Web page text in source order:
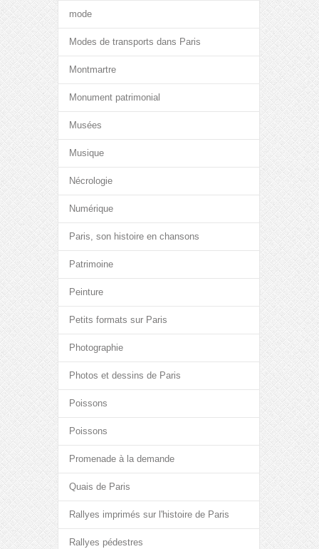
mode
Modes de transports dans Paris
Montmartre
Monument patrimonial
Musées
Musique
Nécrologie
Numérique
Paris, son histoire en chansons
Patrimoine
Peinture
Petits formats sur Paris
Photographie
Photos et dessins de Paris
Poissons
Poissons
Promenade à la demande
Quais de Paris
Rallyes imprimés sur l'histoire de Paris
Rallyes pédestres